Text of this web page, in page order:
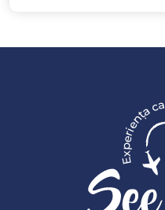
E
x
p
e
r
i
en
ț
aca